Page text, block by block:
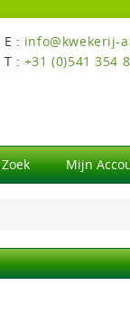
E : info@kwekerij-
T : +31 (0)541 354
Zoek Mijn